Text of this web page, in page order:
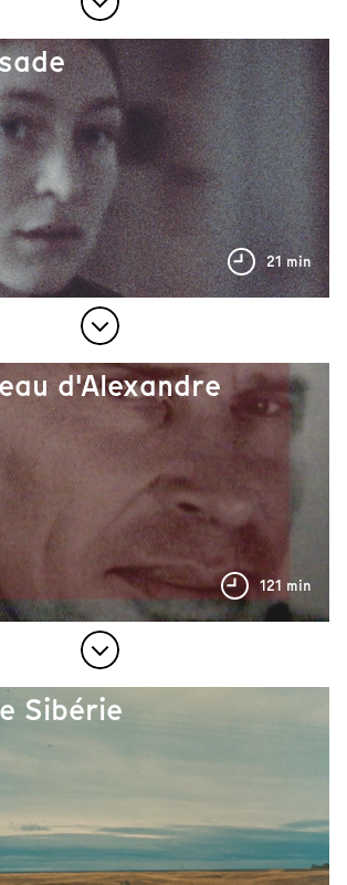
21 min
d'Alexandre
121 min
Sibérie